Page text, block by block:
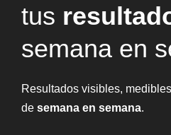
tus
semana en
Resultados visibles,
de semana en semana.